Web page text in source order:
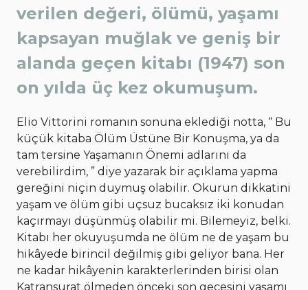
verilen değeri, ölümü, yaşamı
kapsayan muğlak ve geniş bir
alanda geçen kitabı (1947) son
on yılda üç kez okumuşum.
Elio Vittorini romanın sonuna eklediği notta, “ Bu
küçük kitaba Ölüm Üstüne Bir Konuşma, ya da
tam tersine Yaşamanın Önemi adlarını da
verebilirdim, ” diye yazarak bir açıklama yapma
gereğini niçin duymuş olabilir. Okurun dikkatini
yaşam ve ölüm gibi uçsuz bucaksız iki konudan
kaçırmayı düşünmüş olabilir mi. Bilemeyiz, belki.
Kitabı her okuyuşumda ne ölüm ne de yaşam bu
hikâyede birincil değilmiş gibi geliyor bana. Her
ne kadar hikâyenin karakterlerinden birisi olan
Katransurat ölmeden önceki son gecesini yaşamı